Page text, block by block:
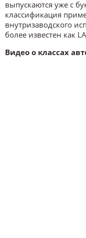
выпускаются уже с
классификация
внутризаводского
более известен как
Видео о классах